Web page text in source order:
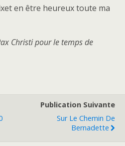
en être heureux toute ma
Christi pour le temps de
Publication Suivante
Sur Le Chemin De
Bernadette